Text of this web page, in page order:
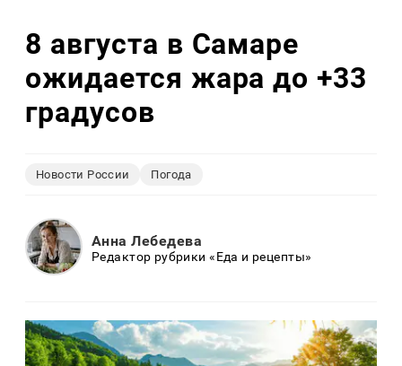
8 августа в Самаре
ожидается жара до +33
градусов
Новости России Погода
Анна Лебедева
Редактор рубрики «Еда и рецепты»